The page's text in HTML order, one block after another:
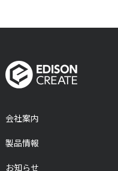
会社案内
製品情報
お知らせ